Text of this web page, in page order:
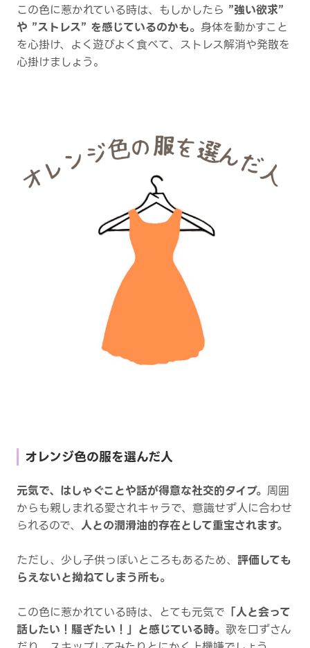
この色に惹かれている時は、もしかしたら ”強い欲求”
や ”ストレス” を感じているのかも。 身体を動かすこと
を心掛け、よく遊びよく食べて、ストレス解消や発散を
心掛けましょう。
オレンジ色の服を選んだ人
元気で、はしゃぐことや話が得意な社交的タイプ。 周囲
からも親しまれる愛されキャラで、意識せず人に合わせ
られるので、 人との潤滑油的存在として重宝されます。
ただし、少し子供っぽいところもあるため、 評価しても
らえないと拗ねてしまう所も。
この色に惹かれている時は、とても元気で 「人と会って
話したい！騒ぎたい！」と感じている時。 歌を口ずさん